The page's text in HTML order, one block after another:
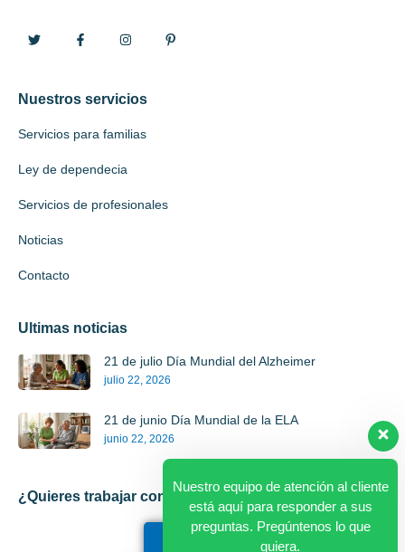
Nuestros servicios
Servicios para familias
Ley de dependecia
Servicios de profesionales
Noticias
Contacto
Ultimas noticias
21 de julio Día Mundial del Alzheimer
julio 22, 2026
21 de junio Día Mundial de la ELA
junio 22, 2026
¿Quieres trabajar con nosotros?
Nuestro equipo de atención al cliente
está aquí para responder a sus
preguntas. Pregúntenos lo que
quiera.